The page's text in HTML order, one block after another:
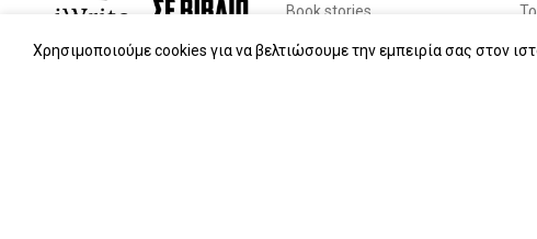
Book stories…
Συχνές ερωτήσεις (FAQs)
Χρησιμοποιούμε cookies για να βελτιώσουμε την εμπειρία σας στον